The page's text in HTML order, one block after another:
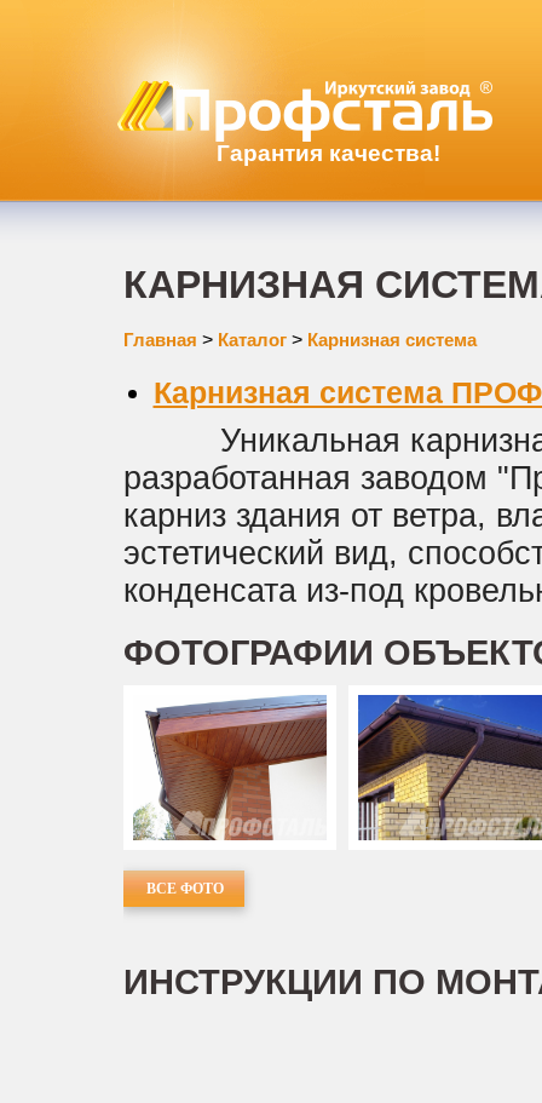
Гарантия качества!
КАРНИЗНАЯ
Главная > Каталог> Карнизная система
Карнизная система
Уникальная
разработанная заводом
карниз здания от ветра,
эстетический вид,
конденсата из-под
ФОТОГРАФИИ
ВСЕ ФОТО
ИНСТРУКЦИИ ПО
Задать вопрос